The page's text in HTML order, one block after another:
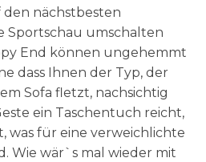
nächstbesten
Sportschau umschalten
End können ungehemmt
dass Ihnen der Typ, der
Sofa fletzt, nachsichtig
ein Taschentuch reicht,
was für eine verweichlichte
Wie wär`s mal wieder mit